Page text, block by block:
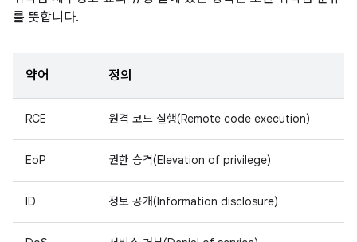
를 뜻합니다.
약어 정의
RCE 원격 코드 실행(Remote code execution)
EoP 권한 승격(Elevation of privilege)
ID 정보 공개(Information disclosure)